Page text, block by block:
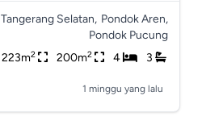
Tangerang Selatan, Pondok Aren,
Pondok Pucung
223m2 200m2 4 3
1 minggu yang lalu